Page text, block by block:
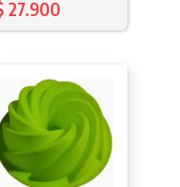
27.900